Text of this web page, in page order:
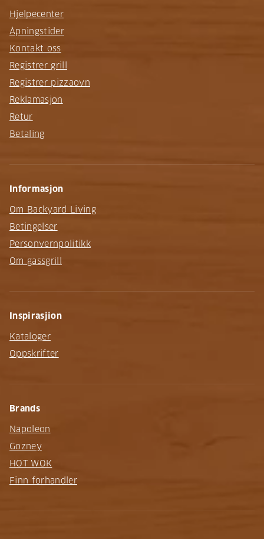
Hjelpecenter
Åpningstider
Kontakt oss
Registrer grill
Registrer pizzaovn
Reklamasjon
Retur
Betaling
Informasjon
Om Backyard Living
Betingelser
Personvernpolitikk
Om gassgrill
Inspirasjion
Kataloger
Oppskrifter
Brands
Napoleon
Gozney
HOT WOK
Finn forhandler